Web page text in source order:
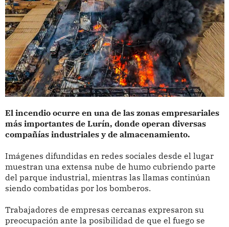
El incendio ocurre en una de las zonas empresariales
más importantes de Lurín, donde operan diversas
compañías industriales y de almacenamiento.
Imágenes difundidas en redes sociales desde el lugar
muestran una extensa nube de humo cubriendo parte
del parque industrial, mientras las llamas continúan
siendo combatidas por los bomberos.
Trabajadores de empresas cercanas expresaron su
preocupación ante la posibilidad de que el fuego se